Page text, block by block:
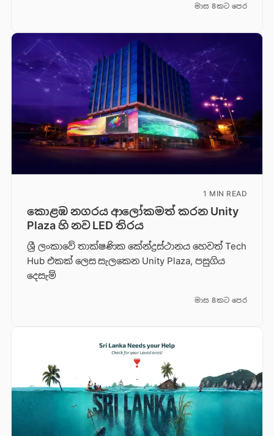
මාස 8කට පෙර
1 MIN READ
කොළඹ නගරය ආලෝකමත් කරන Unity
Plaza හි නව LED තිරය
ශ්‍රී ලංකාවේ තාක්ෂණික කේන්ද්‍රස්ථානය හෙවත් Tech
Hub එකක් ලෙස සැලකෙන Unity Plaza, පසුගිය
දෙසැම්
මාස 8කට පෙර